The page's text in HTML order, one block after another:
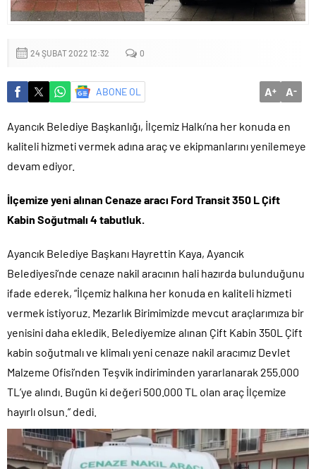
mu?
24 ŞUBAT 2022 12:32 0
ABONE OL A+ A-
Ayancık Belediye Başkanlığı, İlçemiz Halkı’na her konuda en
kaliteli hizmeti vermek adına araç ve ekipmanlarını yenilemeye
devam ediyor.
İlçemize yeni alınan Cenaze aracı Ford Transit 350 L Çift
Kabin Soğutmalı 4 tabutluk.
Ayancık Belediye Başkanı Hayrettin Kaya, Ayancık
Belediyesi’nde cenaze nakil aracının hali hazırda bulunduğunu
ifade ederek, “İlçemiz halkına her konuda en kaliteli hizmeti
vermek istiyoruz. Mezarlık Birimimizde mevcut araçlarımıza bir
yenisini daha ekledik. Belediyemize alınan Çift Kabin 350L Çift
kabin soğutmalı ve klimalı yeni cenaze nakil aracımız Devlet
Malzeme Ofisi’nden Teşvik indiriminden yararlanarak 255.000
TL’ye alındı. Bugün ki değeri 500.000 TL olan araç İlçemize
hayırlı olsun.” dedi.